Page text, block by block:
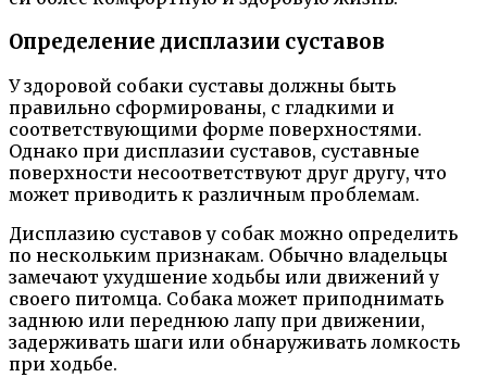
Определение дисплазии суставов
У здоровой собаки суставы должны быть
правильно сформированы, с гладкими и
соответствующими форме поверхностями.
Однако при дисплазии суставов, суставные
поверхности несоответствуют друг другу, что
может приводить к различным проблемам.
Дисплазию суставов у собак можно определить
по нескольким признакам. Обычно владельцы
замечают ухудшение ходьбы или движений у
своего питомца. Собака может приподнимать
заднюю или переднюю лапу при движении,
задерживать шаги или обнаруживать ломкость
при ходьбе.